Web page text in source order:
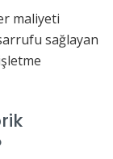
maliyeti
sağlayan